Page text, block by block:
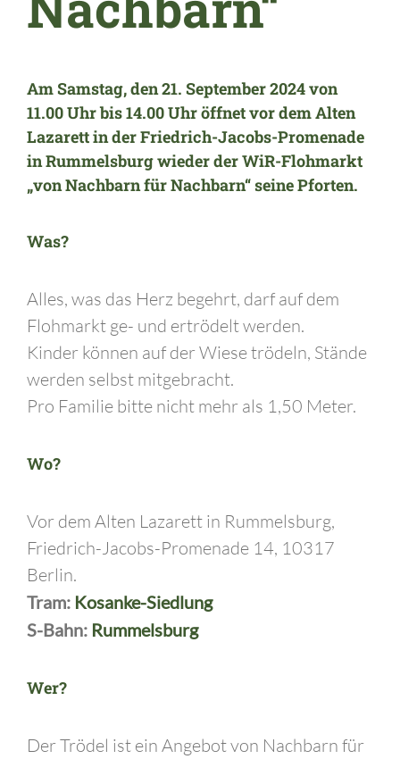
AmSamstag, den 21. September 2024von
11.00 Uhr bis 14.00Uhr öffnet vor demAlten
Lazarettin der Friedrich-Jacobs-Promenade
in Rummelsburgwieder derWiR-Flohmarkt
„von Nachbarn für Nachbarn“seine Pforten.
Was?
Alles, was das Herz begehrt, darf auf dem
Flohmarkt ge- und ertrödelt werden.
Kinder können auf der Wiese trödeln, Stände
werden selbst mitgebracht.
Pro Familie bitte nicht mehr als 1,50 Meter.
Wo?
Vor dem Alten Lazarett in Rummelsburg,
Friedrich-Jacobs-Promenade 14, 10317
Berlin.
Tram: Kosanke-Siedlung
S-Bahn: Rummelsburg
Wer?
Der Trödel ist ein Angebot von Nachbarn für